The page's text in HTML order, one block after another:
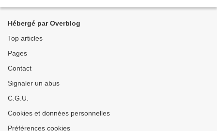
Hébergé par Overblog
Top articles
Pages
Contact
Signaler un abus
C.G.U.
Cookies et données personnelles
Préférences cookies